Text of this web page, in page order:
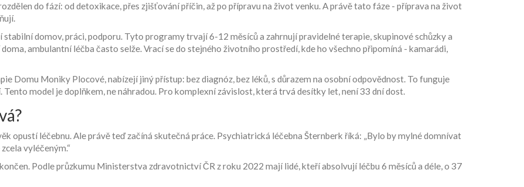
do fází: od detoxikace, přes zjišťování příčin, až po přípravu na život venku. A právě tato fáze - příprava na život
stabilní domov, práci, podporu. Tyto programy trvají 6-12 měsíců a zahrnují pravidelné terapie, skupinové schůzky a
ambulantní léčba často selže. Vrací se do stejného životního prostředí, kde ho všechno připomíná - kamarádi,
Domu Moniky Plocové, nabízejí jiný přístup: bez diagnóz, bez léků, s důrazem na osobní odpovědnost. To funguje
model je doplňkem, ne náhradou. Pro komplexní závislost, která trvá desítky let, není 33 dní dost.
opustí léčebnu. Ale právě teď začíná skutečná práce. Psychiatrická léčebna Šternberk říká: „Bylo by mylné domnívat
vyléčeným.“
Podle průzkumu Ministerstva zdravotnictví ČR z roku 2022 mají lidé, kteří absolvují léčbu 6 měsíců a déle, o 37